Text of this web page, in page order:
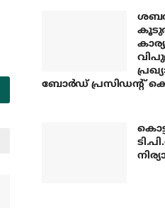
ബോര്‍ഡ് പ്രസിഡന്റ്